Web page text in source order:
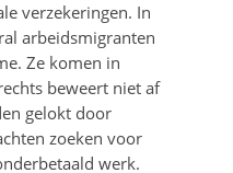
verzekeringen. In
arbeidsmigranten
Ze komen in
beweert niet af
gelokt door
zoeken voor
werk.